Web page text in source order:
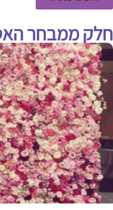
חלק ממבחר